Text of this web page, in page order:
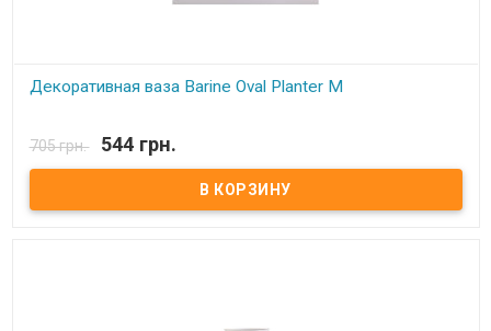
Декоративная ваза Barine Oval Planter M
Декоративная ваза Barine Oval Planter M Материал:
Оцинкованный металл. Размер: 12,5x21x9 см Упаковка:
фирменная. Производитель: Barine (Турция).
705 грн. 544 грн.